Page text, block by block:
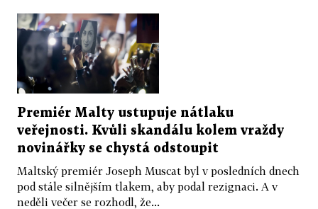
Premiér Malty ustupuje nátlaku
veřejnosti. Kvůli skandálu kolem vraždy
novinářky se chystá odstoupit
Maltský premiér Joseph Mus­cat byl v posledních dnech
pod stále silnějším tlakem, aby podal rezignaci. A v
neděli večer se rozhodl, že...